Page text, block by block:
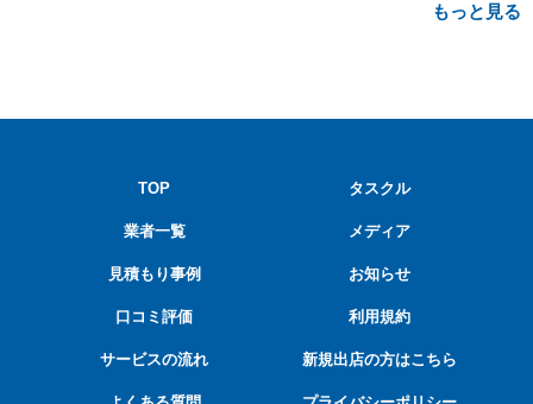
もっと見る
TOP
業者一覧
見積もり事例
口コミ評価
サービスの流れ
タスクル
メディア
お知らせ
利用規約
新規出店の方はこちら